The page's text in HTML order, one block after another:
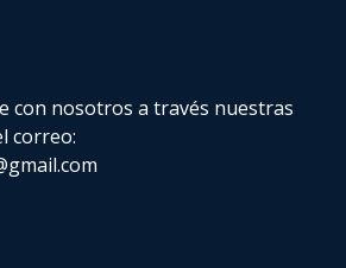
con nosotros a través nuestras
correo: